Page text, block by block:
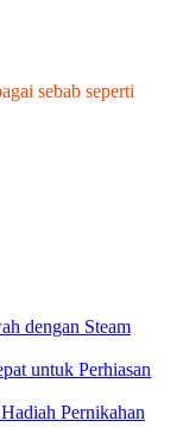
sebab seperti
dengan Steam
untuk Perhiasan
Pernikahan